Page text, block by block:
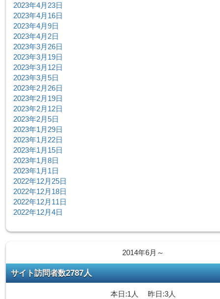
2023年4月23日
2023年4月16日
2023年4月9日
2023年4月2日
2023年3月26日
2023年3月19日
2023年3月12日
2023年3月5日
2023年2月26日
2023年2月19日
2023年2月12日
2023年2月5日
2023年1月29日
2023年1月22日
2023年1月15日
2023年1月8日
2023年1月1日
2022年12月25日
2022年12月18日
2022年12月11日
2022年12月4日
2014年6月～
サイト訪問者数2787人
本日:1人 昨日:3人